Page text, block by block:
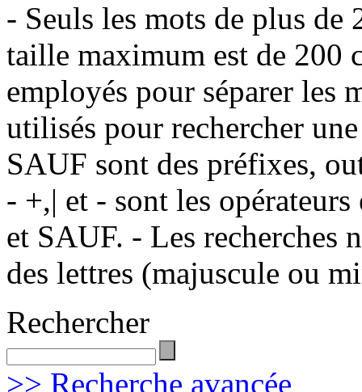
- Seuls les mots de plus de
taille maximum est de 200
employés pour séparer les
utilisés pour rechercher
SAUF sont des préfixes,
- +,| et - sont les
et SAUF. - Les recherches
des lettres (majuscule ou
Rechercher
>> Recherche avancée